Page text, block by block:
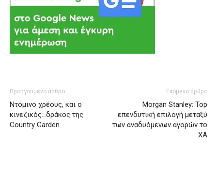
Προηγούμενο άρθρο
Ντόμινο χρέους, και ο
κινεζικός…δράκος της
Country Garden
Επόμενο άρθρο
Morgan Stanley: Top
επενδυτική επιλογή μεταξύ
των αναδυόμενων αγορών το
ΧΑ